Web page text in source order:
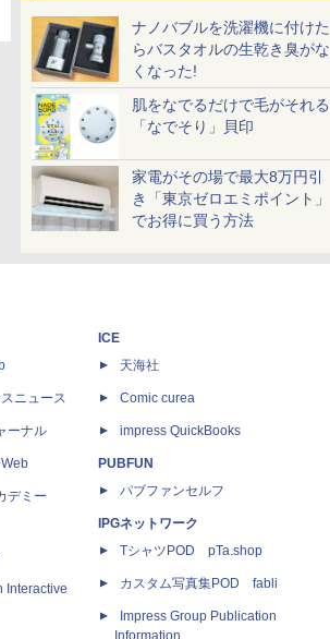
ナノバブルを洗濯機に付けた
らバスタオルの生乾き臭がな
くなった!
肌をなでるだけで毛がそれる
「なでそり」貝印
家電がその場で最大8万円引
き「東京ゼロエミポイント」
でお得に買う方法
ニュース
ーナル
デミー
Interactive
ICE
天海社
Comic curea
impress QuickBooks
PUBFUN
パブファンセルフ
IPGネットワーク
TシャツPOD pTa.shop
カスタム写真集POD fabli
Impress Group Publication
Information